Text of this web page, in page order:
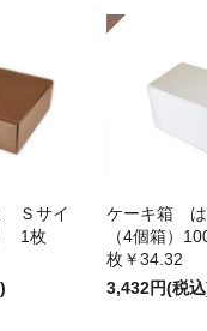
Ｓサイ
1枚
ケーキ箱 は
（4個箱）
枚￥34.32
3,432円(税